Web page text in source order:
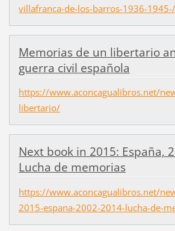
villafranca-de-los-barros-1936-1945-/
Memorias de un libertario
guerra civil española
https://www.aconcagualibros.net/
libertario/
Next book in 2015: España,
Lucha de memorias
https://www.aconcagualibros.net/
2015-espana-2002-2014-lucha-de-